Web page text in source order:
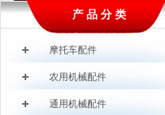
产 品 分 类
摩托车配件
农用机械配件
通用机械配件